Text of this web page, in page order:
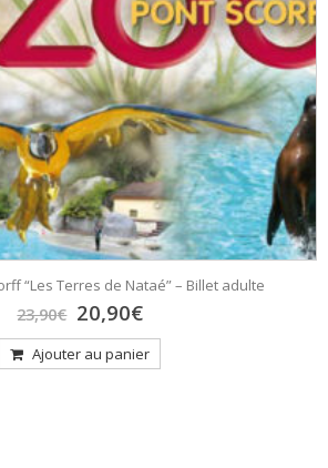
“Les Terres de Nataé” – Billet adulte
23,90€ Le
prix
initial
était :
20,90€Le
prix
actuel
est :
Ajouter au panier